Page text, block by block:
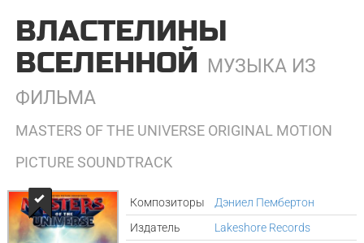
ВЛАСТЕЛИНЫ
ВСЕЛЕННОЙ МУЗЫКА ИЗ
ФИЛЬМА
MASTERS OF THE UNIVERSE ORIGINAL MOTION
PICTURE SOUNDTRACK
Композиторы
Дэниел Пембертон
Издатель
Lakeshore Records